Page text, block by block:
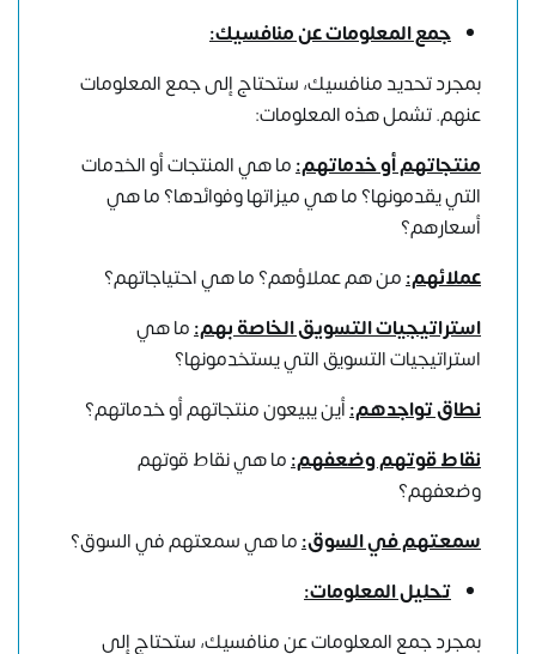
جمع المعلومات عن منافسيك:
بمجرد تحديد منافسيك، ستحتاج إلى جمع المعلومات
عنهم. تشمل هذه المعلومات:
منتجاتهم أو خدماتهم:ما هي المنتجات أو الخدمات
التي يقدمونها؟ ما هي ميزاتها وفوائدها؟ ما هي
أسعارهم؟
عملائهم:من هم عملاؤهم؟ ما هي احتياجاتهم؟
استراتيجيات التسويق الخاصة بهم:ما هي
استراتيجيات التسويق التي يستخدمونها؟
نطاق تواجدهم:أين يبيعون منتجاتهم أو خدماتهم؟
نقاط قوتهم وضعفهم:ما هي نقاط قوتهم
وضعفهم؟
سمعتهم في السوق:ما هي سمعتهم في السوق؟
تحليل المعلومات:
بمجرد جمع المعلومات عن منافسيك، ستحتاج إلى